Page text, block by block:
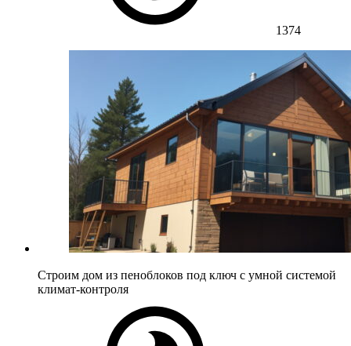
1374
Строим дом из пеноблоков под ключ с умной системой
климат-контроля